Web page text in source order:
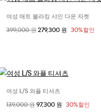
사이즈 선택
XXS
XS
여성 매트 블라킹 샤인 다운 자켓
할인 전 가격
399,000 원할인된 가격
279,300 원 30%할인
XXS
XS
여성 L/S 와플 티셔츠
할인 전 가격
139,000 원할인된 가격
97,300 원 30%할인